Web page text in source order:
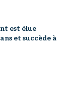
est élue
et succède à